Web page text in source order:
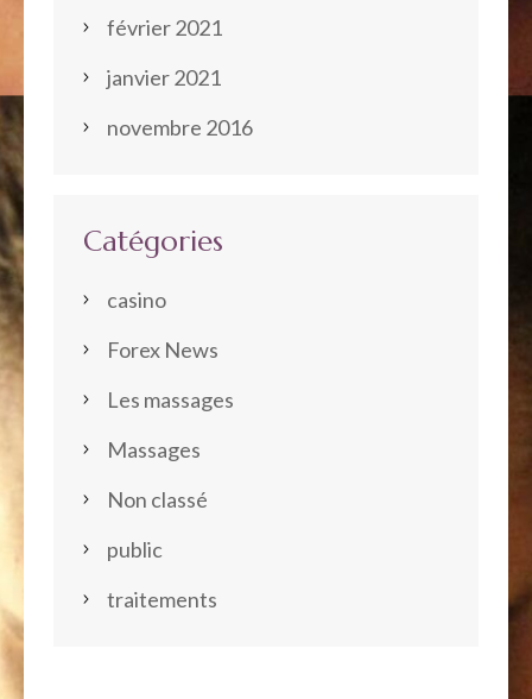
février 2021
janvier 2021
novembre 2016
Catégories
casino
Forex News
Les massages
Massages
Non classé
public
traitements